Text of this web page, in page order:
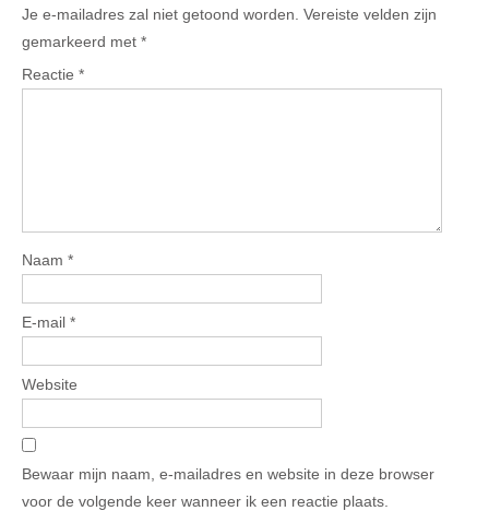
Je e-mailadres zal niet getoond worden. Vereiste velden zijn
gemarkeerd met *
Reactie *
Naam *
E-mail *
Website
Bewaar mijn naam, e-mailadres en website in deze browser
voor de volgende keer wanneer ik een reactie plaats.